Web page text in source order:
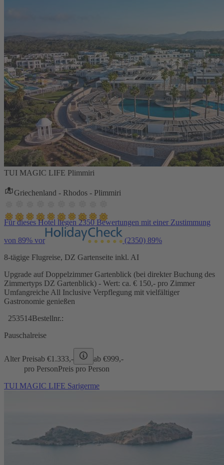
TUI MAGIC LIFE Plimmiri
Griechenland - Rhodos - Plimmiri
Für dieses Hotel liegen 2350 Bewertungen mit einer Zustimmung
von 89% vor (2350) 89%
8-tägige Flugreise, DZ Gartenseite inkl. AI
Upgrade auf Doppelzimmer Gartenblick (bei direkter Buchung des
Zimmertyps DZ Gartenblick) - Wert: ca. € 150,- pro Zimmer
Umfangreiche All Inclusive Verpflegung mit vielfältiger
Gastronomie genießen
253514Bestellnr.:
Pauschalreise
Alter Preisab €1.333,- ab €999,-
pro PersonPreis pro Person
TUI MAGIC LIFE Sarigerme